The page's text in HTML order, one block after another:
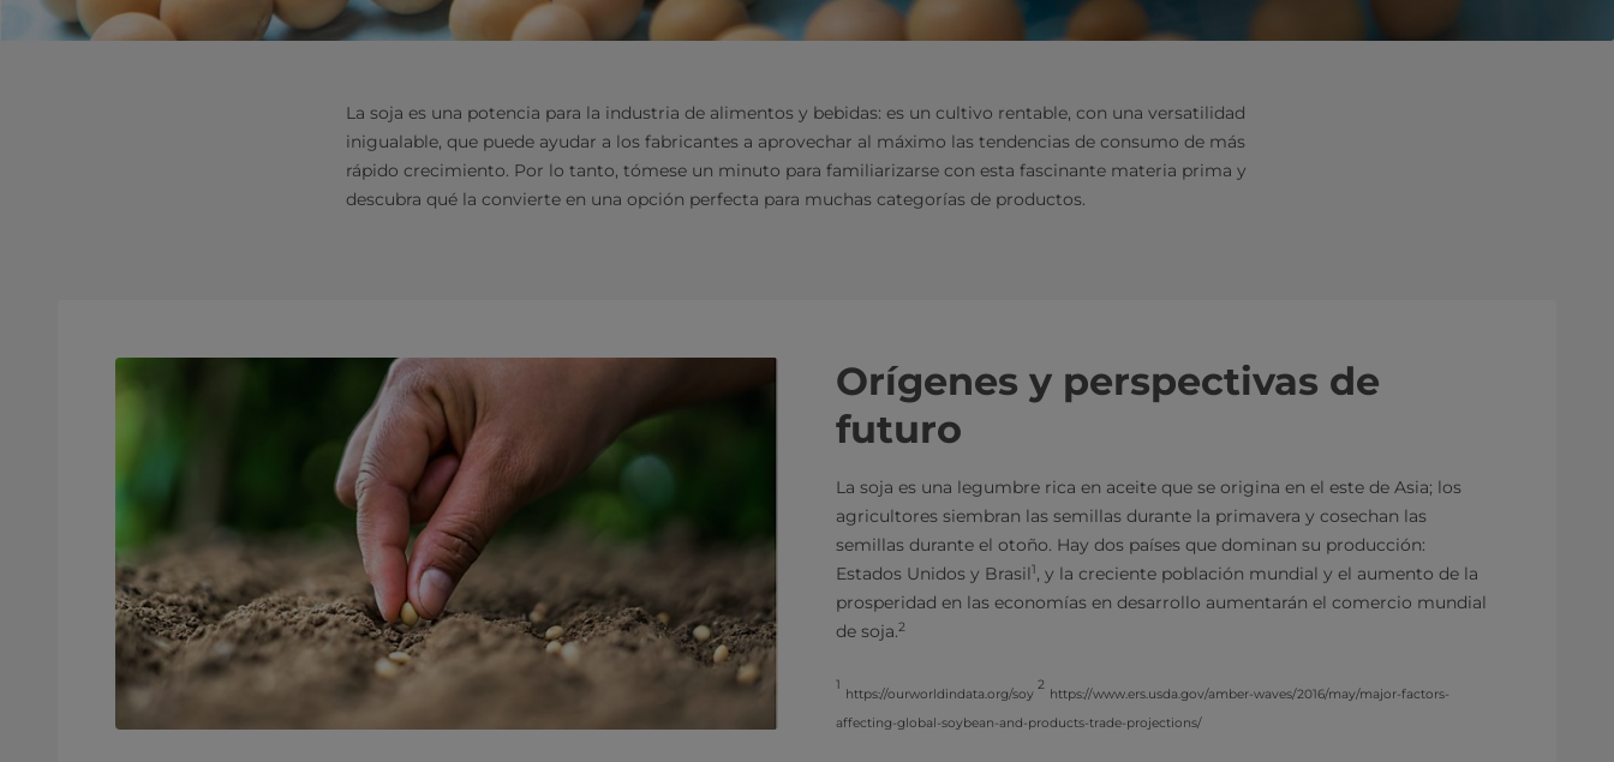
La soja es una potencia para la industria de alimentos y bebidas: es un cultivo rentable, con una versatilidad
inigualable, que puede ayudar a los fabricantes a aprovechar al máximo las tendencias de consumo de más
rápido crecimiento. Por lo tanto, tómese un minuto para familiarizarse con esta fascinante materia prima y
descubra qué la convierte en una opción perfecta para muchas categorías de productos.
Orígenes y perspectivas de
futuro
La soja es una legumbre rica en aceite que se origina en el este de Asia; los
agricultores siembran las semillas durante la primavera y cosechan las
semillas durante el otoño. Hay dos países que dominan su producción:
Estados Unidos y Brasil1, y la creciente población mundial y el aumento de la
prosperidad en las economías en desarrollo aumentarán el comercio mundial
de soja.2
1
https://ourworldindata.org/soy
2
https://www.ers.usda.gov/amber-waves/2016/may/major-factors-
affecting-global-soybean-and-products-trade-projections/